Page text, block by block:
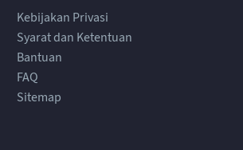
Kebijakan Privasi
Syarat dan Ketentuan
Bantuan
FAQ
Sitemap